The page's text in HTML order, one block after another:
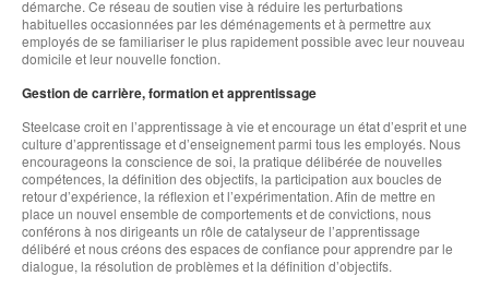
démarche. Ce réseau de soutien vise à réduire les perturbations
habituelles occasionnées par les déménagements et à permettre aux
employés de se familiariser le plus rapidement possible avec leur nouveau
domicile et leur nouvelle fonction.
Gestion de carrière, formation et apprentissage
Steelcase croit en l’apprentissage à vie et encourage un état d’esprit et une
culture d’apprentissage et d’enseignement parmi tous les employés. Nous
encourageons la conscience de soi, la pratique délibérée de nouvelles
compétences, la définition des objectifs, la participation aux boucles de
retour d’expérience, la réflexion et l’expérimentation. Afin de mettre en
place un nouvel ensemble de comportements et de convictions, nous
conférons à nos dirigeants un rôle de catalyseur de l’apprentissage
délibéré et nous créons des espaces de confiance pour apprendre par le
dialogue, la résolution de problèmes et la définition d’objectifs.